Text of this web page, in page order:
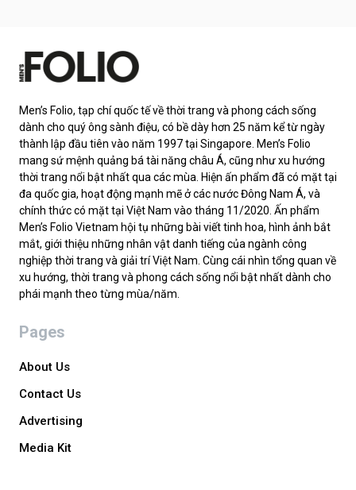
Men’s Folio, tạp chí quốc tế về thời trang và phong cách sống
dành cho quý ông sành điệu, có bề dày hơn 25 năm kể từ ngày
thành lập đầu tiên vào năm 1997 tại Singapore. Men’s Folio
mang sứ mệnh quảng bá tài năng châu Á, cũng như xu hướng
thời trang nổi bật nhất qua các mùa. Hiện ấn phẩm đã có mặt tại
đa quốc gia, hoạt động mạnh mẽ ở các nước Đông Nam Á, và
chính thức có mặt tại Việt Nam vào tháng 11/2020. Ấn phẩm
Men’s Folio Vietnam hội tụ những bài viết tinh hoa, hình ảnh bắt
mắt, giới thiệu những nhân vật danh tiếng của ngành công
nghiệp thời trang và giải trí Việt Nam. Cùng cái nhìn tổng quan về
xu hướng, thời trang và phong cách sống nổi bật nhất dành cho
phái mạnh theo từng mùa/năm.
Pages
About Us
Contact Us
Advertising
Media Kit